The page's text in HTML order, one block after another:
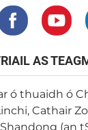
AS
ó thuaidh ó
Cathair
(an